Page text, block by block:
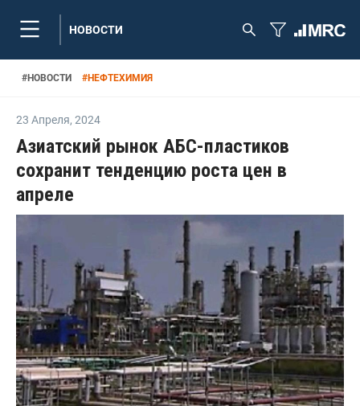
НОВОСТИ
#НОВОСТИ #НЕФТЕХИМИЯ
23 Апреля, 2024
Азиатский рынок АБС-пластиков
сохранит тенденцию роста цен в
апреле